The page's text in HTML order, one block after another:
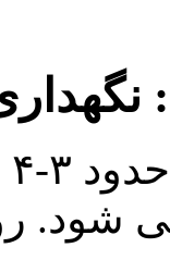
نگهداری دسر پان فورته :